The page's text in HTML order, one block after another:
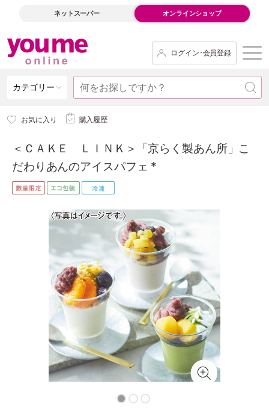
ネットスーパー オンラインショップ
ログイン･会員登録
カテゴリー
お気に入り 購入履歴
＜ＣＡＫＥ ＬＩＮＫ＞「京らく製あん所」こ
だわりあんのアイスパフェ *